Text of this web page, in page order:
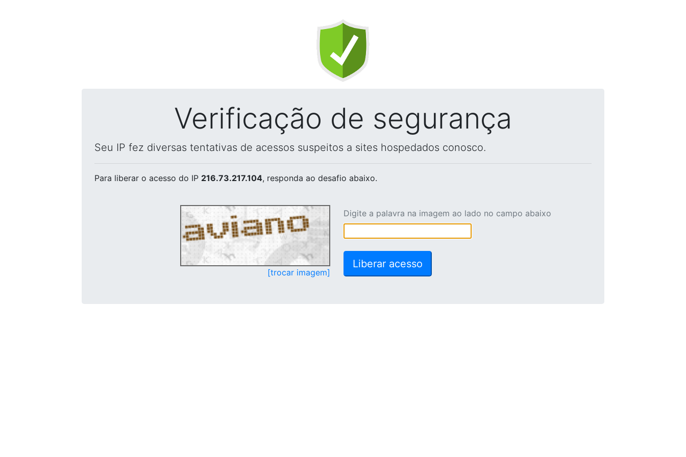
Verificação de segurança
Seu IP fez diversas tentativas de acessos suspeitos a sites hospedados conosco.
Para liberar o acesso do IP 216.73.217.104, responda ao desafio abaixo.
[trocar imagem]
Digite a palavra na imagem ao lado no campo abaixo